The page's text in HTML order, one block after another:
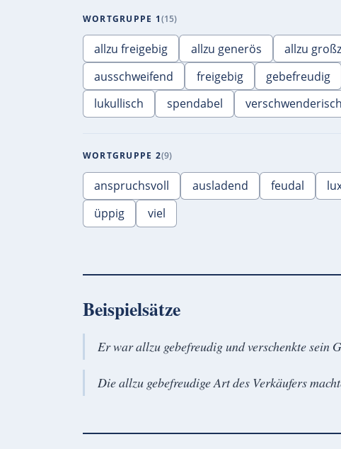
WORTGRUPPE 1 15
allzu freigebig allzu generös allzu
ausschweifend
freigebig gebefreudig
lukullisch
spendabel verschwenderisch
WORTGRUPPE 2 9
anspruchsvoll ausladend feudal
üppig
viel
Beispielsätze
Er war allzu gebefreudig und verschenkte sein
Die allzu gebefreudige Art des Verkäufers